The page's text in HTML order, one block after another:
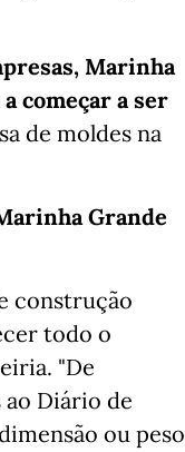
Marinha
começar a ser
de moldes na
Grande
construção
todo o
"De
Diário de
ou peso